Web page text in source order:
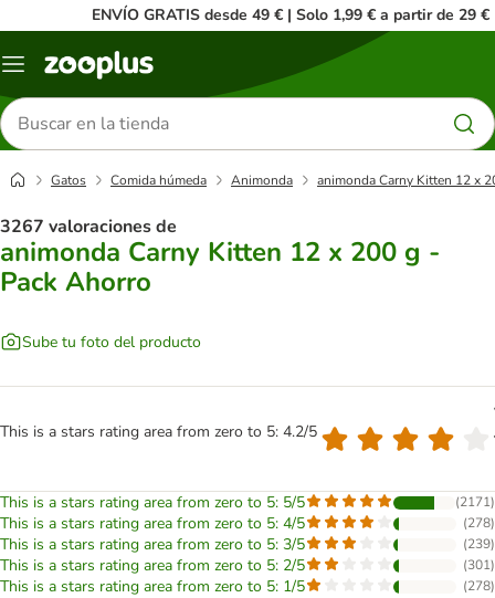
ENVÍO GRATIS desde 49 € | Solo 1,99 € a partir de 29 €
Menú
Buscar
productos
Gatos Comida húmeda Animonda animonda Carny Kitten 12 x
3267 valoraciones de
animonda Carny Kitten 12 x 200 g -
Pack Ahorro
Sube tu foto del producto
This is a stars rating area from zero to 5: 4.2/5
This is a stars rating area from zero to 5: 5/5 (2171)
This is a stars rating area from zero to 5: 4/5 (278)
This is a stars rating area from zero to 5: 3/5 (239)
This is a stars rating area from zero to 5: 2/5 (301)
This is a stars rating area from zero to 5: 1/5 (278)